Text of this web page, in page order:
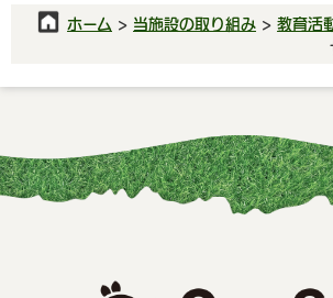
ホーム > 当施設の取り組み >教育活